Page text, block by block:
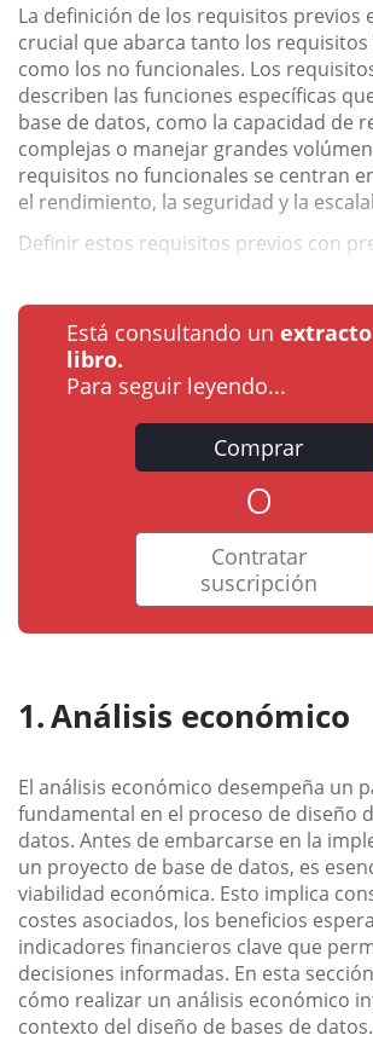
La definición de los requisitos previos
crucial que abarca tanto los
como los no funcionales. Los
describen las funciones específicas
base de datos, como la capacidad de
complejas o manejar grandes
requisitos no funcionales se centran
el rendimiento, la seguridad y la
Definir estos requisitos previos con
Está consultando un
libro.
Para seguir leyendo...
Comprar
o
Contratar
suscripción
Análisis económico
El análisis económico desempeña un
fundamental en el proceso de diseño
datos. Antes de embarcarse en la
un proyecto de base de datos, es
viabilidad económica. Esto implica
costes asociados, los beneficios
indicadores financieros clave que
decisiones informadas. En esta
cómo realizar un análisis económico
contexto del diseño de bases de datos.